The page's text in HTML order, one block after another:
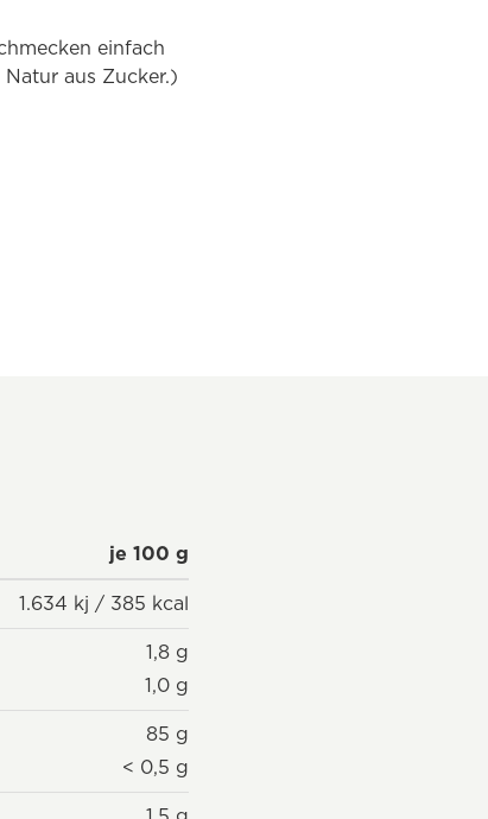
einfach
aus Zucker.)
je 100 g
1.634 kj / 385 kcal
1,8 g
1,0 g
85 g
< 0,5 g